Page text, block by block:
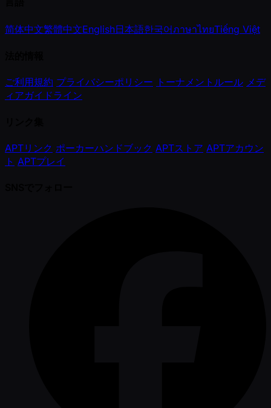
简体中文繁體中文English日本語한국어ภาษาไทยTiếng Việt
ご利用規約 プライバシーポリシー トーナメントルール メデ
ィアガイドライン
APTリンク ポーカーハンドブック APTストア APTアカウン
ト APTプレイ